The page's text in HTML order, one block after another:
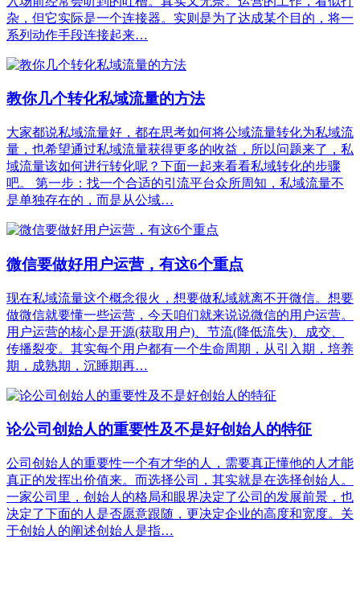
杂，但它实际是一个连接器。实则是为了达成某个目的，将一
系列动作手段连接起来…
教你几个转化私域流量的方法
大家都说私域流量好，都在思考如何将公域流量转化为私域流
量，也希望通过私域流量获得更多的收益，所以问题来了，私
域流量该如何进行转化呢？下面一起来看看私域转化的步骤
吧。 第一步：找一个合适的引流平台众所周知，私域流量不
是单独存在的，而是从公域…
微信要做好用户运营，有这6个重点
现在私域流量这个概念很火，想要做私域就离不开微信。想要
做微信就要懂一些运营，今天咱们就来说说微信的用户运营。
用户运营的核心是开源(获取用户)、节流(降低流失)、成交、
传播裂变。其实每个用户都有一个生命周期，从引入期，培养
期，成熟期，沉睡期再…
论公司创始人的重要性及不是好创始人的特征
公司创始人的重要性一个有才华的人，需要真正懂他的人才能
真正的发挥出价值来。而选择公司，其实就是在选择创始人。
一家公司里，创始人的格局和眼界决定了公司的发展前景，也
决定了下面的人是否愿意跟随，更决定企业的高度和宽度。关
于创始人的阐述创始人是指…